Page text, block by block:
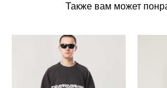
Также вам может